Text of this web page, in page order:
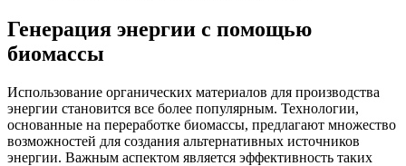
Генерация энергии с помощью
биомассы
Использование органических материалов для производства
энергии становится все более популярным. Технологии,
основанные на переработке биомассы, предлагают множество
возможностей для создания альтернативных источников
энергии. Важным аспектом является эффективность таких